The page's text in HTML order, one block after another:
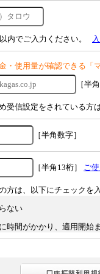
内でご入力ください。
・使用量が確認できる「
［半角
受信設定をされている方は
［半角数字］
［半角13桁］ ご
方は、以下にチェックを
ない
時間がかかり、適用開始